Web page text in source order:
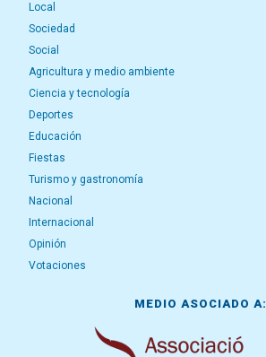
Local
Sociedad
Social
Agricultura y medio ambiente
Ciencia y tecnología
Deportes
Educación
Fiestas
Turismo y gastronomía
Nacional
Internacional
Opinión
Votaciones
MEDIO ASOCIADO A: